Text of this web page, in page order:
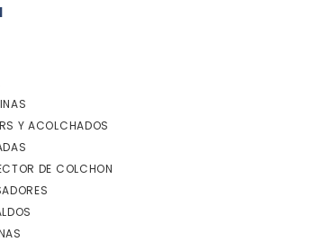
Y ACOLCHADOS
DE COLCHON